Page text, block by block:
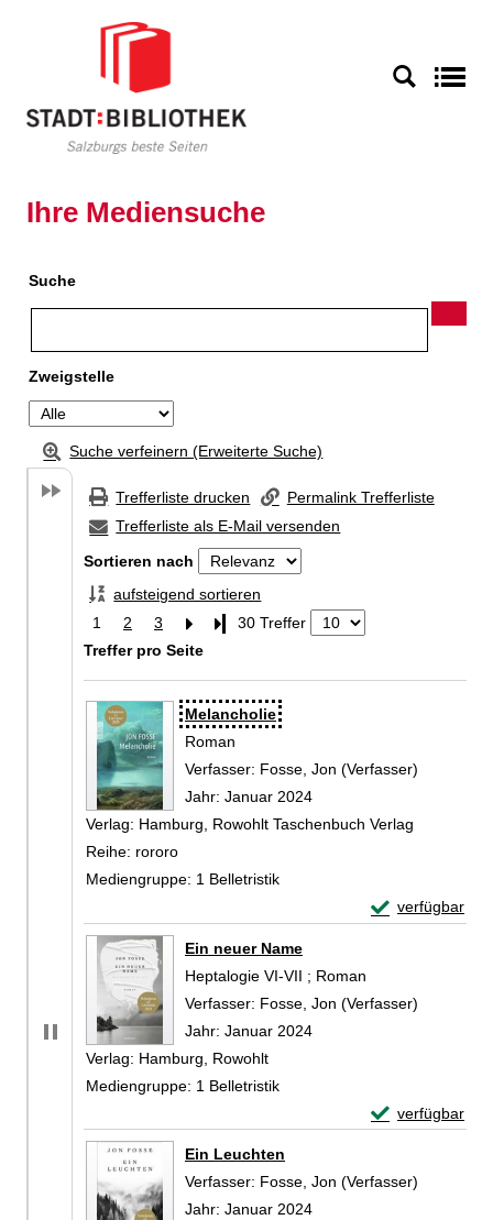
Ihre Mediensuche
Suche
Zweigstelle
Suche verfeinern (Erweiterte Suche)
Trefferliste drucken
Permalink Trefferliste
Trefferliste als E-Mail versenden
Sortieren nach
aufsteigend sortieren
1
2 3 Letzte Seite
30 Treffer
Treffer pro Seite
Suchergebnis
Zu den Suchfiltern springen
Melancholie
Roman
Verfasser: Fosse, Jon (Verfasser)
Jahr: Januar 2024
Verlag: Hamburg, Rowohlt Taschenbuch Verlag
Reihe: rororo
Mediengruppe: 1 Belletristik
verfügbar
Exemplar-
Ein neuer Name
Heptalogie VI-VII ; Roman
Verfasser: Fosse, Jon (Verfasser)
Jahr: Januar 2024
Verlag: Hamburg, Rowohlt
Mediengruppe: 1 Belletristik
verfügbar
Exemplar-
Ein Leuchten
Verfasser: Fosse, Jon (Verfasser)
Jahr: Januar 2024